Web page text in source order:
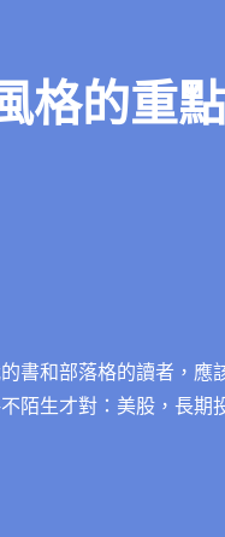
格的重點
書和部落格的讀者，應
陌生才對：美股，長期